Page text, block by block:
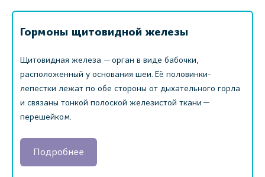
Гормоны щитовидной железы
Щитовидная железа — орган в виде бабочки,
расположенный у основания шеи. Её половинки-
лепестки лежат по обе стороны от дыхательного горла
и связаны тонкой полоской железистой ткани —
перешейком.
Подробнее